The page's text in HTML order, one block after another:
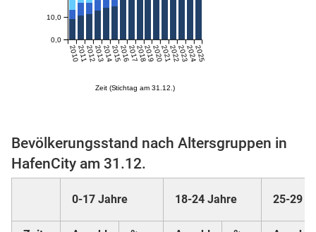
Zeit (Stichtag am 31.12.)
2010201120122013201420152016201720182019202020212022202320242025
0,0
10,0
Bevölkerungsstand nach Altersgruppen in
HafenCity am 31.12.
0-17 Jahre 18-24 Jahre 25-29